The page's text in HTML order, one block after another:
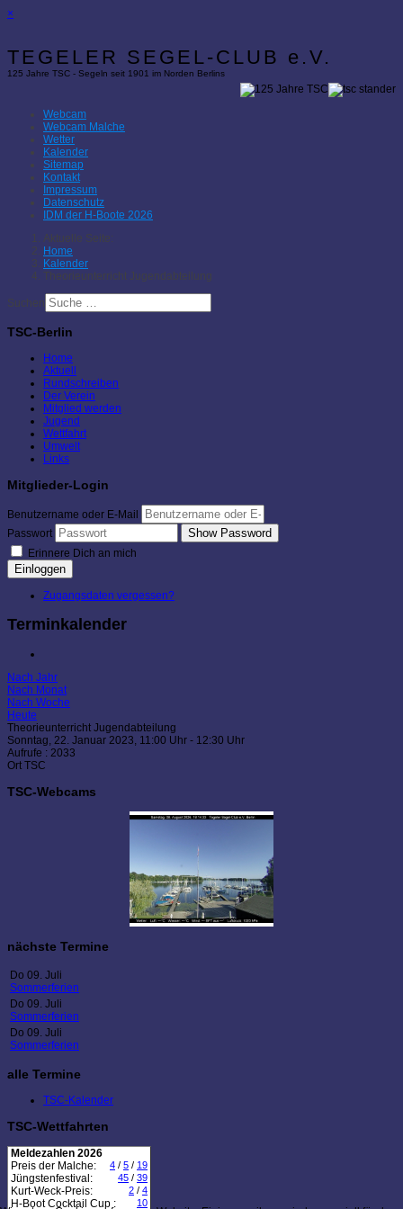
×
TEGELER SEGEL-CLUB e.V.
125 Jahre TSC - Segeln seit 1901 im Norden Berlins
Webcam
Webcam Malche
Wetter
Kalender
Sitemap
Kontakt
Impressum
Datenschutz
IDM der H-Boote 2026
Aktuelle Seite:
Home
Kalender
Theorieunterricht Jugendabteilung
Suchen
TSC-Berlin
Home
Aktuell
Rundschreiben
Der Verein
Mitglied werden
Jugend
Wettfahrt
Umwelt
Links
Mitglieder-Login
Benutzername oder E-Mail
Passwort
Show Password
Erinnere Dich an mich
Einloggen
Zugangsdaten vergessen?
Terminkalender
Nach Jahr
Nach Monat
Nach Woche
Heute
Theorieunterricht Jugendabteilung
Sonntag, 22. Januar 2023, 11:00 Uhr - 12:30 Uhr
Aufrufe : 2033
Ort TSC
TSC-Webcams
nächste Termine
Do 09. Juli
Sommerferien
Do 09. Juli
Sommerferien
Do 09. Juli
Sommerferien
alle Termine
TSC-Kalender
TSC-Wettfahrten
Meldezahlen 2026
Preis der Malche:
4 / 5 / 19
Jüngstenfestival: 45 / 39
Kurt-Weck-Preis: 2 / 4
H-Boot Cocktail Cup : 10